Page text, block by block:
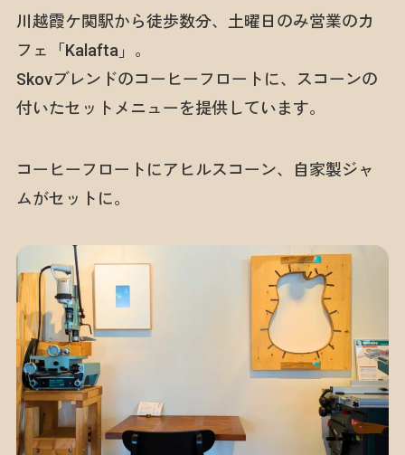
川越霞ケ関駅から徒歩数分、土曜日のみ営業のカ
フェ「Kalafta」。
Skovブレンドのコーヒーフロートに、スコーンの
付いたセットメニューを提供しています。
コーヒーフロートにアヒルスコーン、自家製ジャ
ムがセットに。